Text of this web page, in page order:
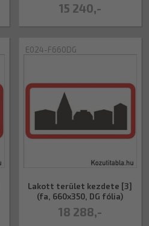
15 240,-
E024-F660DG
18 288,-
Lakott terület kezdete [3]
(fa, 660x350, DG fólia)